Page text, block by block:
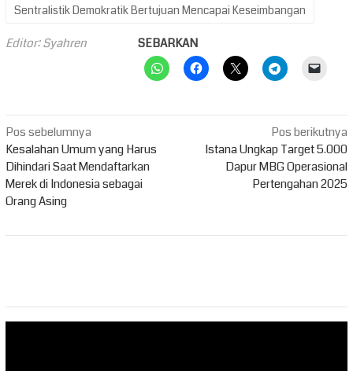
Sentralistik Demokratik Bertujuan Mencapai Keseimbangan
Editor: Syahren SEBARKAN
Navigasi
pos
Pos sebelumnya
Kesalahan Umum yang Harus
Dihindari Saat Mendaftarkan
Merek di Indonesia sebagai
Orang Asing
Pos berikutnya
Istana Ungkap Target 5.000
Dapur MBG Operasional
Pertengahan 2025